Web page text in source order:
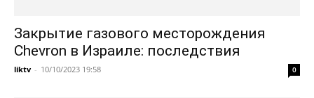
Закрытие газового месторождения
Chevron в Израиле: последствия
liktv - 10/10/2023 19:58 0